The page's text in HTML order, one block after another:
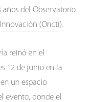
del Observatorio
(Oncti).
reinó en el
12 de junio en la
un espacio
evento, donde el